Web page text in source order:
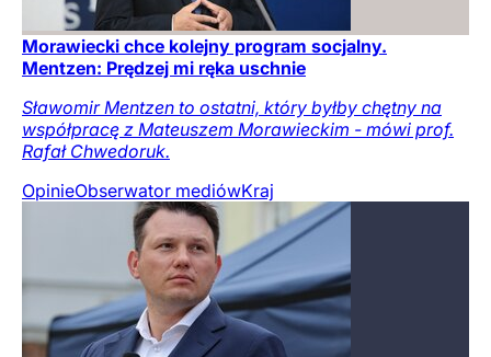
Morawiecki chce kolejny program socjalny.
Mentzen: Prędzej mi ręka uschnie
Sławomir Mentzen to ostatni, który byłby chętny na
współpracę z Mateuszem Morawieckim - mówi prof.
Rafał Chwedoruk.
OpinieObserwator mediówKraj